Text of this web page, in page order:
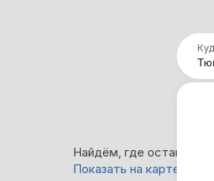
Найдём, где
Показать на карте